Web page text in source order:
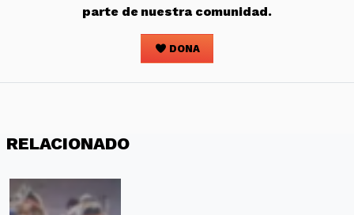
parte de nuestra comunidad.
DONA
RELACIONADO